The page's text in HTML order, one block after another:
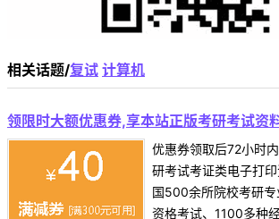
相关话题/复试 计算机
领限时大额优惠券,享本站正版考研考试资
优惠券领取后72小时
研考试考证类电子打
国500余所院校考研
资格考试、1100多种